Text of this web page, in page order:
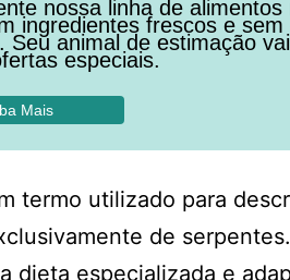
nossa linha de
ingredientes frescos e
Seu animal de estimação
especiais.
Mais
termo utilizado para
de
dieta especializada e